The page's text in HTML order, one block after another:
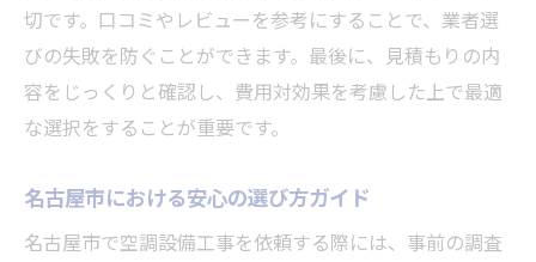
切です。口コミやレビューを参考にすることで、業者選
びの失敗を防ぐことができます。最後に、見積もりの内
容をじっくりと確認し、費用対効果を考慮した上で最適
な選択をすることが重要です。
名古屋市における安心の選び方ガイド
名古屋市で空調設備工事を依頼する際には、事前の調査